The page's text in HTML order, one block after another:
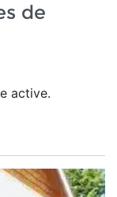
de
active.